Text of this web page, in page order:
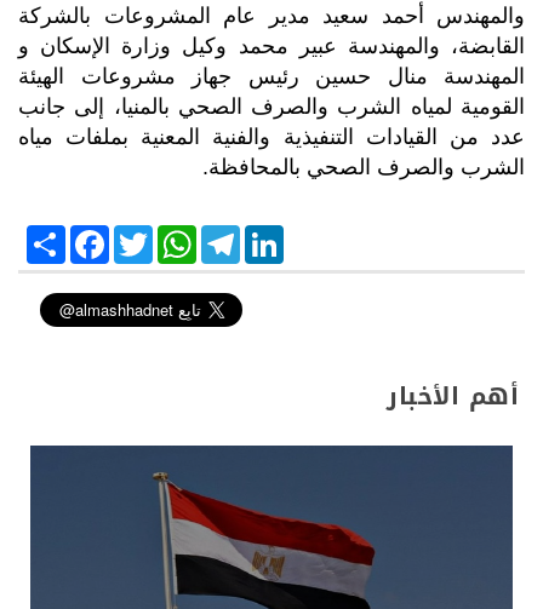
والمهندس أحمد سعيد مدير عام المشروعات بالشركة
القابضة، والمهندسة عبير محمد وكيل وزارة الإسكان و
المهندسة منال حسين رئيس جهاز مشروعات الهيئة
القومية لمياه الشرب والصرف الصحي بالمنيا، إلى جانب
عدد من القيادات التنفيذية والفنية المعنية بملفات مياه
الشرب والصرف الصحي بالمحافظة.
S
h
a
r
e
F
a
c
e
b
o
T
w
i
t
t
e
W
h
a
t
s
A
T
e
l
e
g
r
L
i
n
أهم الأخبار